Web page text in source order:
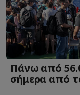
Πάνω από
σήμερα από